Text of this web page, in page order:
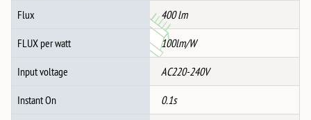
Flux 400 lm
FLUX per watt 100lm/W
Input voltage AC220-240V
Instant On 0.1s